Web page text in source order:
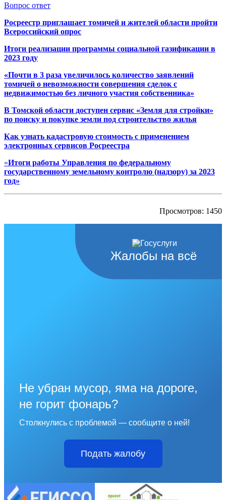
Вопрос ответ
Росреестр приглашает томичей и жителей области пройти
Всероссийский опрос
Итоги реализации программы социальной газификации в
2023 году
«Почти в 3 раза увеличилось количество заявлений
томичей о невозможности совершения сделок с
недвижимостью без личного участия собственника»
В Томской области доступен сервис «Земля для стройки»
по поиску и покупке земли под строительство жилья
Как узнать кадастровую стоимость с применением
электронных сервисов Росреестра
«Итоги работы Управления по федеральному
государственному земельному контролю (надзору) за 2023
год»
Просмотров: 1450
Жалобы на всё
Не убран мусор, яма на дороге,
не горит фонарь?
Столкнулись с проблемой — сообщите о ней!
Подать жалобу